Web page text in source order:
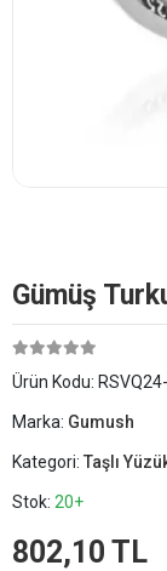
Gümüş
Ürün Kodu:
Marka: Gumush
Kategori: Taşlı
Stok: 20+
802,10 TL